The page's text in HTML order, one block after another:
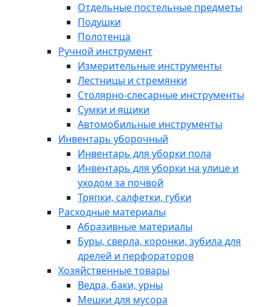
Отдельные постельные предметы
Подушки
Полотенца
Ручной инструмент
Измерительные инструменты
Лестницы и стремянки
Столярно-слесарные инструменты
Сумки и ящики
Автомобильные инструменты
Инвентарь уборочный
Инвентарь для уборки пола
Инвентарь для уборки на улице и
уходом за почвой
Тряпки, салфетки, губки
Расходные материалы
Абразивные материалы
Буры, сверла, коронки, зубила для
дрелей и перфораторов
Хозяйственные товары
Ведра, баки, урны
Мешки для мусора